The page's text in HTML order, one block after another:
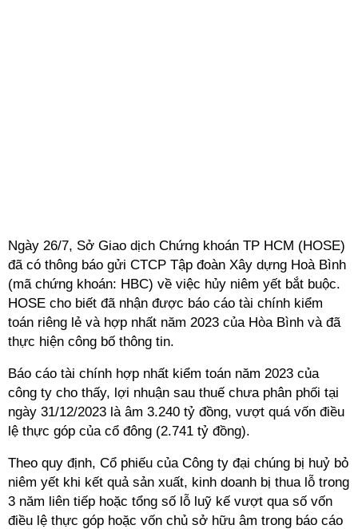
Ngày 26/7, Sở Giao dịch Chứng khoán TP HCM (HOSE)
đã có thông báo gửi CTCP Tập đoàn Xây dựng Hoà Bình
(mã chứng khoán: HBC) về việc hủy niêm yết bắt buộc.
HOSE cho biết đã nhận được báo cáo tài chính kiểm
toán riêng lẻ và hợp nhất năm 2023 của Hòa Bình và đã
thực hiện công bố thông tin.
Báo cáo tài chính hợp nhất kiểm toán năm 2023 của
công ty cho thấy, lợi nhuận sau thuế chưa phân phối tại
ngày 31/12/2023 là âm 3.240 tỷ đồng, vượt quá vốn điều
lệ thực góp của cổ đông (2.741 tỷ đồng).
Theo quy định, Cổ phiếu của Công ty đại chúng bị huỷ bỏ
niêm yết khi kết quả sản xuất, kinh doanh bị thua lỗ trong
3 năm liên tiếp hoặc tổng số lỗ luỹ kế vượt qua số vốn
điều lệ thực góp hoặc vốn chủ sở hữu âm trong báo cáo